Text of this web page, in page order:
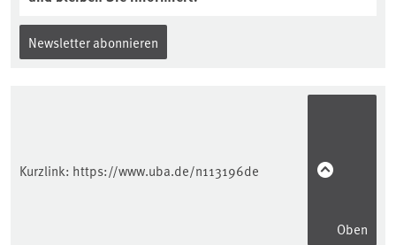
Newsletter abonnieren
Kurzlink: https://www.uba.de/n113196de
Oben